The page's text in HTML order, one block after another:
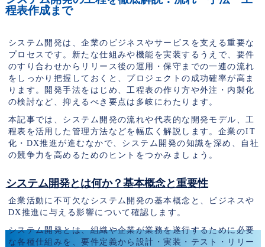
程表作成まで
システム開発は、企業のビジネスやサービスを支える重要な
プロセスです。新たな仕組みや機能を実装するうえで、要件
のすり合わせからリリース後の運用・保守までの一連の流れ
をしっかり把握しておくと、プロジェクトの成功確率が高ま
ります。開発手法をはじめ、工程表の作り方や外注・内製化
の検討など、抑えるべき要点は多岐にわたります。
本記事では、システム開発の流れや代表的な開発モデル、工
程表を活用した管理方法などを幅広く解説します。企業のIT
化・DX推進が進むなかで、システム開発の知識を深め、自社
の競争力を高めるためのヒントをつかみましょう。
システム開発とは何か？基本概念と重要性
企業活動に不可欠なシステム開発の基本概念と、ビジネスや
DX推進に与える影響について確認します。
システム開発とは、組織や企業が業務を遂行するために必要
な各種仕組みを、要件定義から設計・実装・テスト・リリー